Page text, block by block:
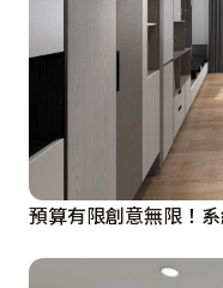
預算有限創意無限！